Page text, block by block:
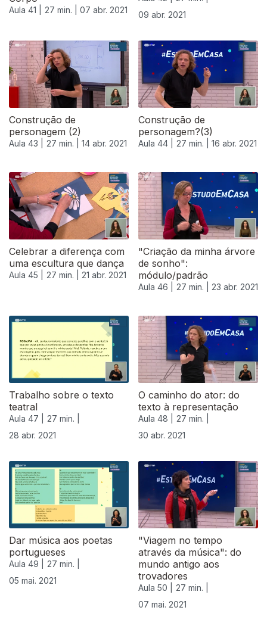
Aula 41 | 27 min. | 07 abr. 2021
09 abr. 2021
Construção de
personagem (2)
Aula 43 | 27 min. | 14 abr. 2021
Construção de
personagem?(3)
Aula 44 | 27 min. | 16 abr. 2021
Celebrar a diferença com
uma escultura que dança
Aula 45 | 27 min. | 21 abr. 2021
"Criação da minha árvore
de sonho":
módulo/padrão
Aula 46 | 27 min. | 23 abr. 2021
Trabalho sobre o texto
teatral
Aula 47 |
27 min. |
28 abr. 2021
O caminho do ator: do
texto à representação
Aula 48 |
27 min. |
30 abr. 2021
540639
Dar música aos poetas
portugueses
Aula 49 |
27 min. |
05 mai. 2021
"Viagem no tempo
através da música": do
mundo antigo aos
trovadores
Aula 50 |
27 min. |
07 mai. 2021